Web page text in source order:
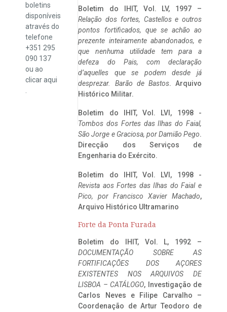
boletins
disponíveis
através do
telefone
+351 295
090 137
ou ao
clicaraqui
Boletim do IHIT, Vol. LV, 1997 –
Relação dos fortes, Castellos e outros
pontos fortificados, que se achão ao
prezente inteiramente abandonados, e
que nenhuma utilidade tem para a
defeza do Pais, com declaração
d’aquelles que se podem desde já
desprezar. Barão de Bastos. Arquivo
Histórico Militar.
Boletim do IHIT, Vol. LVI, 1998 -
Tombos dos Fortes das Ilhas do Faial,
São Jorge e Graciosa, por Damião Pego.
Direcção dos Serviços de
Engenharia do Exército.
Boletim do IHIT, Vol. LVI, 1998 -
Revista aos Fortes das Ilhas do Faial e
Pico, por Francisco Xavier Machado,
Arquivo Histórico Ultramarino
Forte da Ponta Furada
Boletim do IHIT, Vol. L, 1992 –
DOCUMENTAÇÃO SOBRE AS
FORTIFICAÇÕES DOS AÇORES
EXISTENTES NOS ARQUIVOS DE
LISBOA – CATÁLOGO, Investigação de
Carlos Neves e Filipe Carvalho –
Coordenação de Artur Teodoro de